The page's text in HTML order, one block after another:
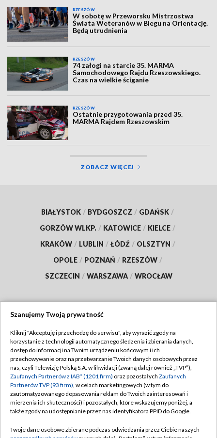
RZESZÓW
W sobotę w Przeworsku Mistrzostwa
Świata Weteranów w Biegu na Orientację.
Będą utrudnienia
RZESZÓW
74 załogi na starcie 35. MARMA
Samochodowego Rajdu Rzeszowskiego.
Czas na wielkie ściganie
RZESZÓW
Ostatnie przygotowania przed 35.
MARMA Rajdem Rzeszowskim
ZOBACZ WIĘCEJ
BIAŁYSTOK / BYDGOSZCZ / GDAŃSK /
GORZÓW WLKP. / KATOWICE / KIELCE /
KRAKÓW / LUBLIN / ŁÓDŹ / OLSZTYN /
OPOLE / POZNAŃ / RZESZÓW /
SZCZECIN / WARSZAWA / WROCŁAW
TVP
Abonament TVP
Emisja w TVP
Centrum informacji TVP
Naziemna Telewizja Cyfrowa
Regulamin TVP
Polityka prywatności
Moje zgody
Pomoc
Szanujemy Twoją prywatność
Kliknij "Akceptuję i przechodzę do serwisu", aby wyrazić zgody na
korzystanie z technologii automatycznego śledzenia i zbierania danych,
dostęp do informacji na Twoim urządzeniu końcowym i ich
przechowywanie oraz na przetwarzanie Twoich danych osobowych przez
nas, czyli Telewizję Polską S.A. w likwidacji (zwaną dalej również „TVP”),
Zaufanych Partnerów z IAB* (1201 firm) oraz pozostałych Zaufanych
Partnerów TVP (93 firm), w celach marketingowych (w tym do
zautomatyzowanego dopasowania reklam do Twoich zainteresowań i
mierzenia ich skuteczności) i pozostałych, które wskazujemy poniżej, a
także zgody na udostępnianie przez nas identyfikatora PPID do Google.
Twoje dane osobowe zbierane podczas odwiedzania przez Ciebie naszych